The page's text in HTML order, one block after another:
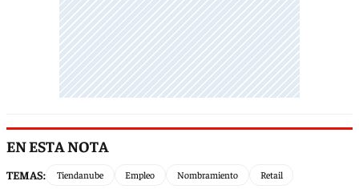
EN ESTA NOTA
TEMAS: Tiendanube Empleo Nombramiento Retail